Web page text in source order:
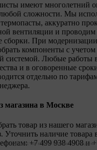
имеют многолетний
сложности. Мы
аккуратно
вентиляции и проводим
сборки. При
компоненты с учетом
системой. Любые работы
и в оговоренные
отдельно по
магазина в Москве
товар из нашего
Уточнить наличие товара
+7 499 938 4908 и
Legionpc на карте Москвы — Яндекс